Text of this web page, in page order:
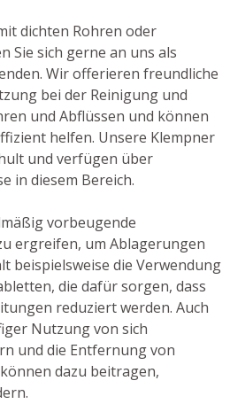
dichten Rohren oder
Sie sich gerne an uns als
Wir offerieren freundliche
bei der Reinigung und
und Abflüssen und können
helfen. Unsere Klempner
und verfügen über
in diesem Bereich.
vorbeugende
ergreifen, um Ablagerungen
beispielsweise die Verwendung
die dafür sorgen, dass
reduziert werden. Auch
Nutzung von sich
und die Entfernung von
dazu beitragen,